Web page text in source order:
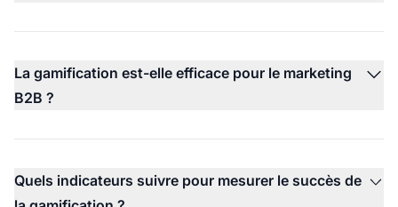
La gamification est-elle efficace pour le marketing
B2B ?
Quels indicateurs suivre pour mesurer le succès de